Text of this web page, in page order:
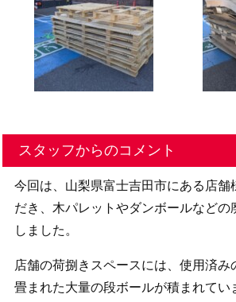
スタッフからのコメント
今回は、山梨県富士吉田市にある店舗
だき、木パレットやダンボールなどの
しました。
店舗の荷捌きスペースには、使用済み
畳まれた大量の段ボールが積まれてい